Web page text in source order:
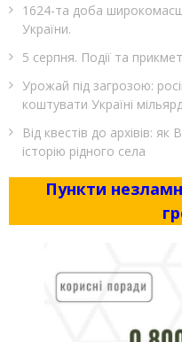
1624-та доба
України.
5 серпня. Події та
Урожай під загрозою:
коштувати Україні
Від квестів до архівів:
історію рідного села
Пункти